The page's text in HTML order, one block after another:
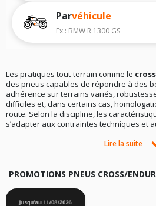
Parvéhicule
Ex : BMW R 1300 GS
Les pratiques tout-terrain comme le cross
des pneus capables de répondre à des
adhérence sur terrains variés,
difficiles et, dans certains cas,
route. Selon la discipline, les
s’adapter aux contraintes techniques et
PNEU POUR CROSS ET TRIAL : DES
Les pneus motocrosset trialse
profonds et espacés, spécialement
optimale sur des terrains meubles,
ces pneus ne sont généralement
Lire la suite
PROMOTIONS PNEUS CROSS/